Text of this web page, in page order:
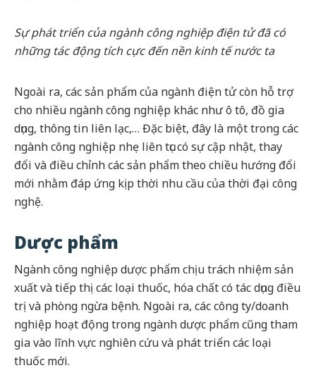
Sự phát triển của ngành công nghiệp điện tử đã có
những tác động tích cực đến nền kinh tế nước ta
Ngoài ra, các sản phẩm của ngành điện tử còn hỗ trợ
cho nhiều ngành công nghiệp khác như ô tô, đồ gia
dụng, thông tin liên lạc,… Đặc biệt, đây là một trong các
ngành công nghiệp nhẹ liên tục có sự cập nhật, thay
đổi và điều chỉnh các sản phẩm theo chiều hướng đổi
mới nhằm đáp ứng kịp thời nhu cầu của thời đại công
nghệ.
Dược phẩm
Ngành công nghiệp dược phẩm chịu trách nhiệm sản
xuất và tiếp thị các loại thuốc, hóa chất có tác dụng điều
trị và phòng ngừa bệnh. Ngoài ra, các công ty/doanh
nghiệp hoạt động trong ngành dược phẩm cũng tham
gia vào lĩnh vực nghiên cứu và phát triển các loại
thuốc mới.